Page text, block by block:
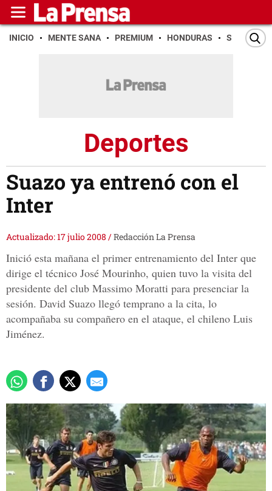
INICIO MENTE SANA PREMIUM HONDURAS SAN PEDRO
Deportes
Suazo ya entrenó con el
Inter
Actualizado: 17 julio 2008 /Redacción La Prensa
Inició esta mañana el primer entrenamiento del Inter que
dirige el técnico José Mourinho, quien tuvo la visita del
presidente del club Massimo Moratti para presenciar la
sesión. David Suazo llegó temprano a la cita, lo
acompañaba su compañero en el ataque, el chileno Luis
Jiménez.